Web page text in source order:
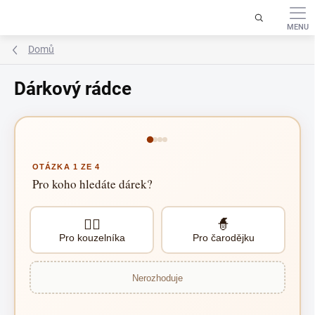
Domů
Dárkový rádce
OTÁZKA 1 ZE 4
Pro koho hledáte dárek?
🧙‍♂️
Pro kouzelníka
🧙
Pro čarodějku
Nerozhoduje